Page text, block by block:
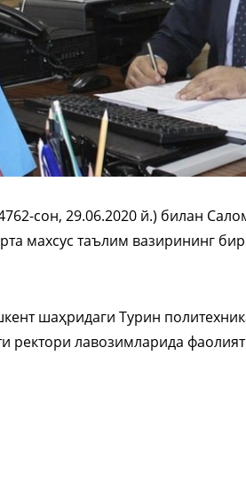
сон, 29.06.2020 й.) билан
махсус таълим вазирининг
шаҳридаги Турин
ректори лавозимларида